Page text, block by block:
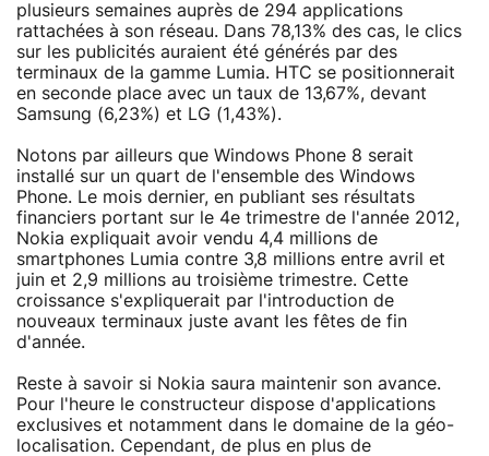
plusieurs semaines auprès de 294 applications
rattachées à son réseau. Dans 78,13% des cas, le clics
sur les publicités auraient été générés par des
terminaux de la gamme Lumia. HTC se positionnerait
en seconde place avec un taux de 13,67%, devant
Samsung (6,23%) et LG (1,43%).
Notons par ailleurs que Windows Phone 8 serait
installé sur un quart de l'ensemble des Windows
Phone. Le mois dernier, en publiant ses résultats
financiers portant sur le 4e trimestre de l'année 2012,
Nokia expliquait avoir vendu 4,4 millions de
smartphones Lumia contre 3,8 millions entre avril et
juin et 2,9 millions au troisième trimestre. Cette
croissance s'expliquerait par l'introduction de
nouveaux terminaux juste avant les fêtes de fin
d'année.
Reste à savoir si Nokia saura maintenir son avance.
Pour l'heure le constructeur dispose d'applications
exclusives et notamment dans le domaine de la géo-
localisation. Cependant, de plus en plus de